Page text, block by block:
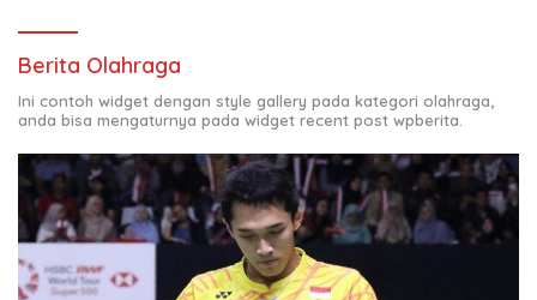
Berita Olahraga
Ini contoh widget dengan style gallery pada kategori olahraga,
anda bisa mengaturnya pada widget recent post wpberita.